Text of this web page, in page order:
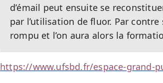
d’émail peut ensuite se
par l’utilisation de fluor. Par
rompu et l’on aura alors la
https://www.ufsbd.fr/espace-grand-